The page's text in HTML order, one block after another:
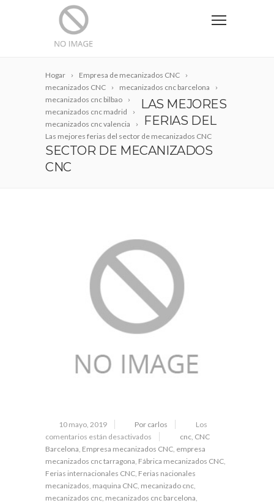
Hogar
Empresa de mecanizados CNC
mecanizados CNC
mecanizados cnc barcelona
mecanizados cnc bilbao
mecanizados cnc madrid
mecanizados cnc valencia
Las mejores ferias del sector de mecanizados CNC
LAS MEJORES
FERIAS DEL
SECTOR DE MECANIZADOS
CNC
10 mayo, 2019 Por carlos
Los
comentarios están desactivados
cnc, CNC
Barcelona, Empresa mecanizados CNC, empresa
mecanizados cnc tarragona, Fábrica mecanizados CNC,
Ferias internacionales CNC, Ferias nacionales
mecanizados, maquina CNC, mecanizado cnc,
mecanizados cnc, mecanizados cnc barcelona,